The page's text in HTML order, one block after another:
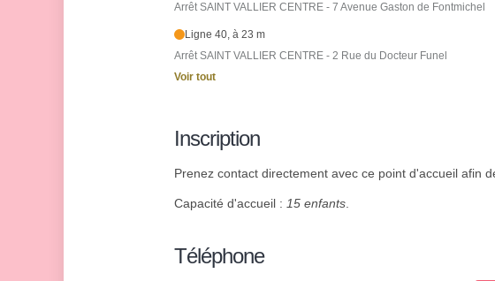
Arrêt SAINT VALLIER CENTRE - 7 Avenue Gaston de Fontmichel
Ligne 40, à 23 m
Arrêt SAINT VALLIER CENTRE - 2 Rue du Docteur Funel
Voir tout
Inscription
Prenez contact directement avec ce point d'accueil afin
Capacité d'accueil : 15 enfants.
Téléphone